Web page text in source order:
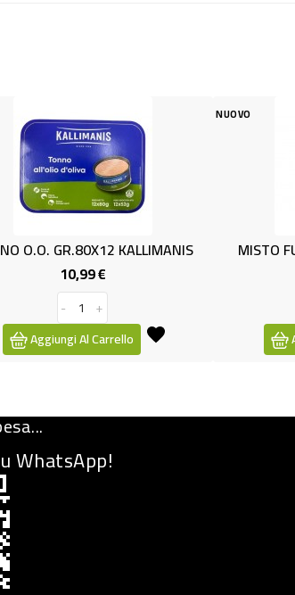
KALLIMANIS
Prezzo
Al Carrello
MISTO FUNGHI C/
Aggiungi Al
WhatsApp!